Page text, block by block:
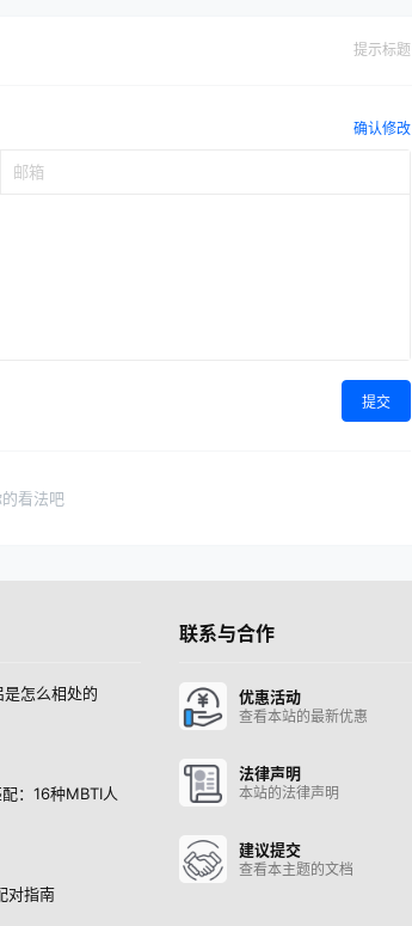
提示标题
确认修改
提交
看法吧
是怎么相处的
：16种MBTI人
对指南
联系与合作
优惠活动
查看本站的最新优惠
法律声明
本站的法律声明
建议提交
查看本主题的文档